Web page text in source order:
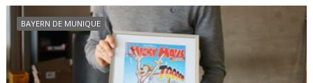
BAYERN DE MUNIQUE